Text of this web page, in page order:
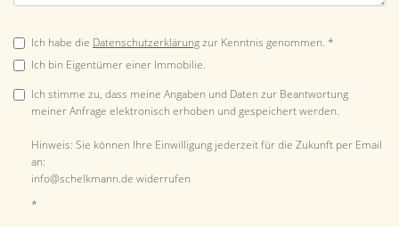
Ich habe die Datenschutzerklärungzur Kenntnis genommen. *
Ich bin Eigentümer einer Immobilie.
Ich stimme zu, dass meine Angaben und Daten zur Beantwortung
meiner Anfrage elektronisch erhoben und gespeichert werden.
Hinweis: Sie können Ihre Einwilligung jederzeit für die Zukunft per Email
an:
info@schelkmann.de widerrufen
*